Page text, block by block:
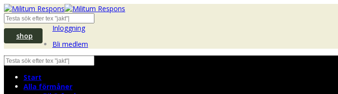
shop
Inloggning
Bli medlem
Start
Alla förmåner